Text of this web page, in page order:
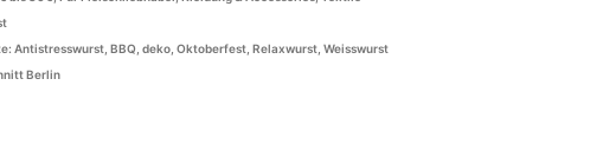
Antistresswurst ,BBQ ,deko ,Oktoberfest ,Relaxwurst ,Weisswurst
Berlin